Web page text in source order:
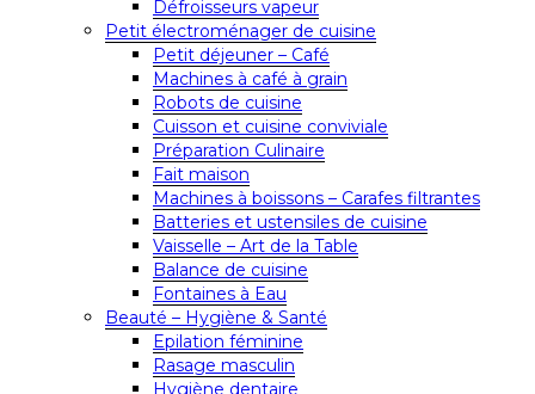
Défroisseurs vapeur
Petit électroménager de cuisine
Petit déjeuner – Café
Machines à café à grain
Robots de cuisine
Cuisson et cuisine conviviale
Préparation Culinaire
Fait maison
Machines à boissons – Carafes filtrantes
Batteries et ustensiles de cuisine
Vaisselle – Art de la Table
Balance de cuisine
Fontaines à Eau
Beauté – Hygiène & Santé
Epilation féminine
Rasage masculin
Hygiène dentaire